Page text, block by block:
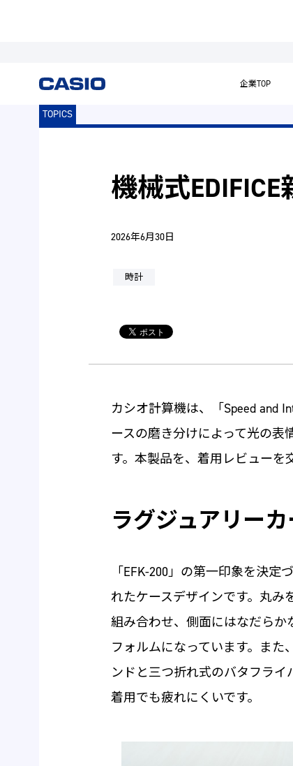
企業TOP
TOPICS
機械式
2026年6月30日
時計
カシオ計算機は、「Speed and
ースの磨き分けによって光の表
す。本製品を、着用レビューを
ラグジュアリー
「EFK-200」の第一印象を決
れたケースデザインです。丸み
組み合わせ、側面にはなだらか
フォルムになっています。また
ンドと三つ折れ式のバタフラ
着用でも疲れにくいです。